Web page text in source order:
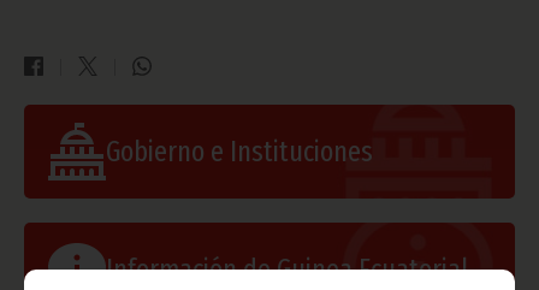
Gobierno e Instituciones
Información de Guinea Ecuatorial